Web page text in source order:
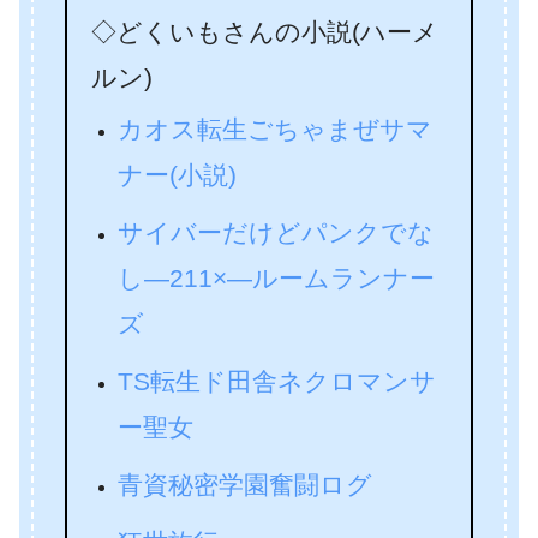
◇どくいもさんの小説(ハーメ
ルン)
カオス転生ごちゃまぜサマ
ナー(小説)
サイバーだけどパンクでな
し―211×―ルームランナー
ズ
TS転生ド田舎ネクロマンサ
ー聖女
青資秘密学園奮闘ログ